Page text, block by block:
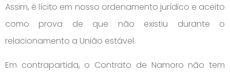
Assim, é lícito em nosso ordenamento jurídico e aceito
como prova de que não existiu durante o
relacionamento a União estável.
Em contrapartida, o Contrato de Namoro não tem